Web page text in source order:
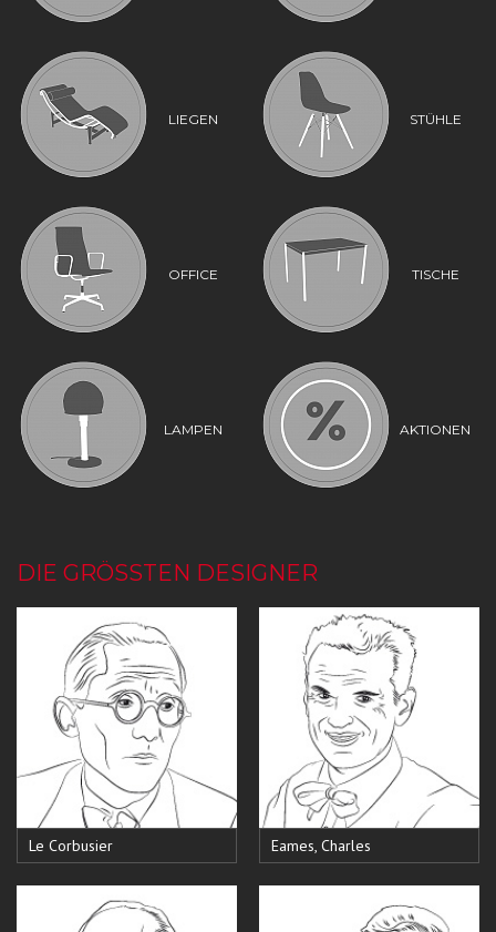
LIEGEN STÜHLE
OFFICE TISCHE
LAMPEN AKTIONEN
DIE GRÖSSTEN DESIGNER
Le Corbusier Eames, Charles